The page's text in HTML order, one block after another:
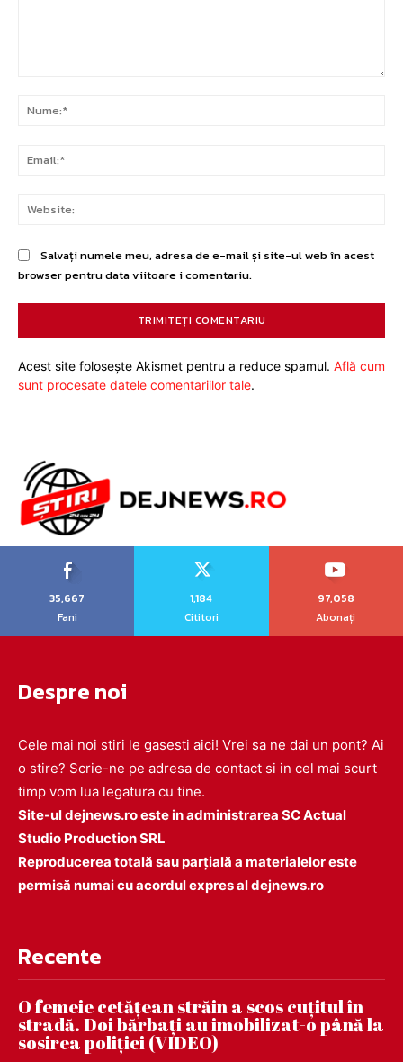
Salvați numele meu, adresa de e-mail și site-ul web în acest
browser pentru data viitoare i comentariu.
Acest site folosește Akismet pentru a reduce spamul. Află cum
sunt procesate datele comentariilor tale.
35,667
Fani
1,184
Cititori
97,058
Abonați
Despre noi
Cele mai noi stiri le gasesti aici! Vrei sa ne dai un pont? Ai
o stire? Scrie-ne pe adresa de contact si in cel mai scurt
timp vom lua legatura cu tine.
Site-ul dejnews.ro este in administrarea SC Actual
Studio Production SRL
Reproducerea totală sau parțială a materialelor este
permisă numai cu acordul expres al dejnews.ro
Recente
O femeie cetățean străin a scos cuțitul în
stradă. Doi bărbați au imobilizat-o până la
sosirea poliției (VIDEO)